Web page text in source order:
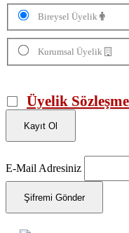
Bireysel Üyelik
Kurumsal Üyelik
Üyelik
Kayıt Ol
E-Mail Adresiniz
Şifremi Gönder